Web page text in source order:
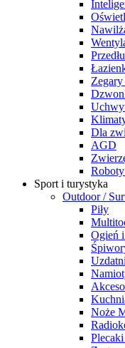
Dla
AGD
Sport i turystyka
Outdoor /
Piły
Ogień i
Noże